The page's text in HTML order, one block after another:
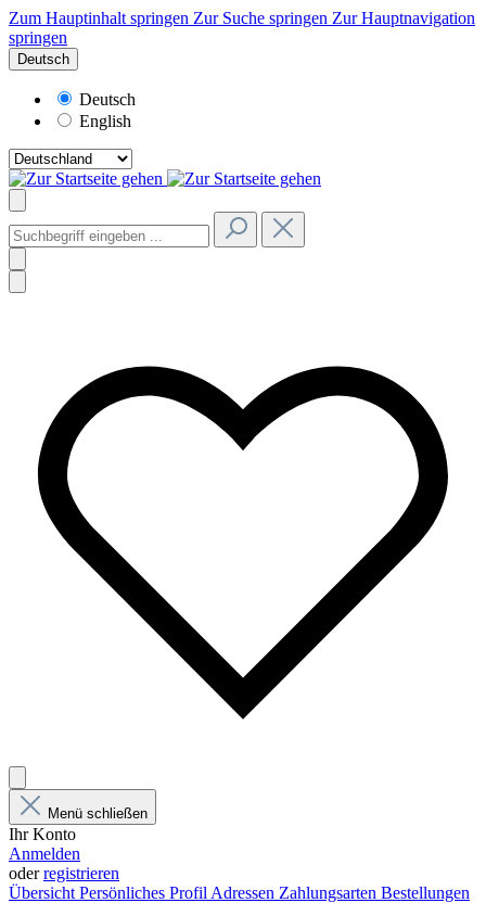
Zum Hauptinhalt springen Zur Suche springen Zur Hauptnavigation
springen
Deutsch
Deutsch
English
Menü schließen
Ihr Konto
Anmelden
oderregistrieren
Übersicht Persönliches Profil Adressen Zahlungsarten Bestellungen